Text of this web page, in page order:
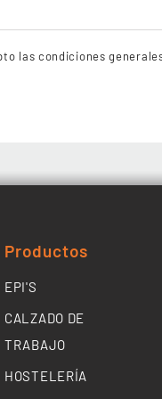
las condiciones
Productos
EPI'S
CALZADO DE
TRABAJO
HOSTELERÍA